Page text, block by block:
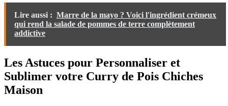
Lire aussi : Marre de la mayo ? Voici l'ingrédient crémeux
qui rend la salade de pommes de terre complètement
addictive
Les Astuces pour Personnaliser et
Sublimer votre Curry de Pois Chiches
Maison